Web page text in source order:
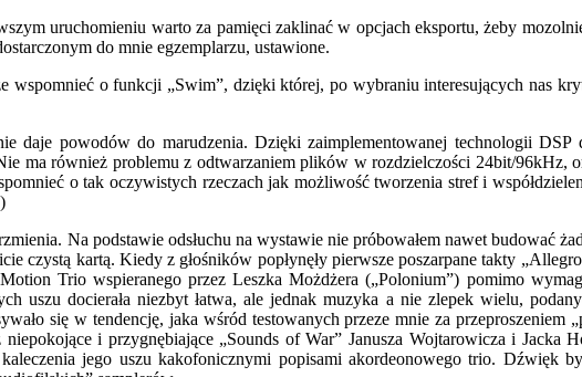
uruchomieniu warto za pamięci zaklinać w opcjach eksportu, żeby
do mnie egzemplarzu, ustawione.
wspomnieć o funkcji „Swim”, dzięki której, po wybraniu interesujących nas
daje powodów do marudzenia. Dzięki zaimplementowanej technologii DSP
ma również problemu z odtwarzaniem plików w rozdzielczości 24bit/96kHz,
o tak oczywistych rzeczach jak możliwość tworzenia stref i
Na podstawie odsłuchu na wystawie nie próbowałem nawet budować
czystą kartą. Kiedy z głośników popłynęły pierwsze poszarpane takty
Trio wspieranego przez Leszka Możdżera („Polonium”) pomimo
uszu docierała niezbyt łatwa, ale jednak muzyka a nie zlepek wielu,
się w tendencję, jaka wśród testowanych przeze mnie za
i przygnębiające „Sounds of War” Janusza Wojtarowicza i Jacka
jego uszu kakofonicznymi popisami akordeonowego trio.